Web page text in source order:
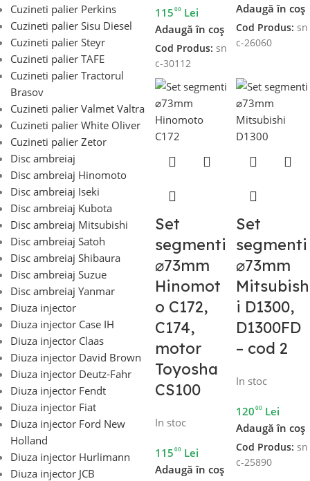
Cuzineti palier Perkins
Cuzineti palier Sisu Diesel
Cuzineti palier Steyr
Cuzineti palier TAFE
Cuzineti palier Tractorul
Brasov
Cuzineti palier Valmet Valtra
Cuzineti palier White Oliver
Cuzineti palier Zetor
Disc ambreiaj
Disc ambreiaj Hinomoto
Disc ambreiaj Iseki
Disc ambreiaj Kubota
Disc ambreiaj Mitsubishi
Disc ambreiaj Satoh
Disc ambreiaj Shibaura
Disc ambreiaj Suzue
Disc ambreiaj Yanmar
Diuza injector
Diuza injector Case IH
Diuza injector Claas
Diuza injector David Brown
Diuza injector Deutz-Fahr
Diuza injector Fendt
Diuza injector Fiat
Diuza injector Ford New
Holland
Diuza injector Hurlimann
Diuza injector JCB
11500 Lei
Adaugă în coș
Cod Produs: sn
c-30112
Adaugă în coș
Cod Produs: sn
c-26060
Set
segmenti
⌀73mm
Hinomot
o C172,
C174,
motor
Toyosha
CS100
In stoc
11500 Lei
Adaugă în coș
Set
segmenti
⌀73mm
Mitsubish
i D1300,
D1300FD
– cod 2
In stoc
12000 Lei
Adaugă în coș
Cod Produs: sn
c-25890